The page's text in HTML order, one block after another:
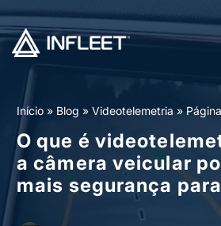
Início » Blog » Videotelemetria »
O que é
a câmera veicular
mais segurança